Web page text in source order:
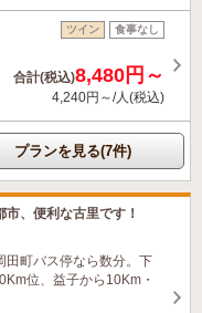
ツイン 食事なし
合計(税込)8,480円～
4,240円～/人(税込)
プランを見る(7件)
、便利な古里です！
町バス停なら数分。下
位、益子から10Km・